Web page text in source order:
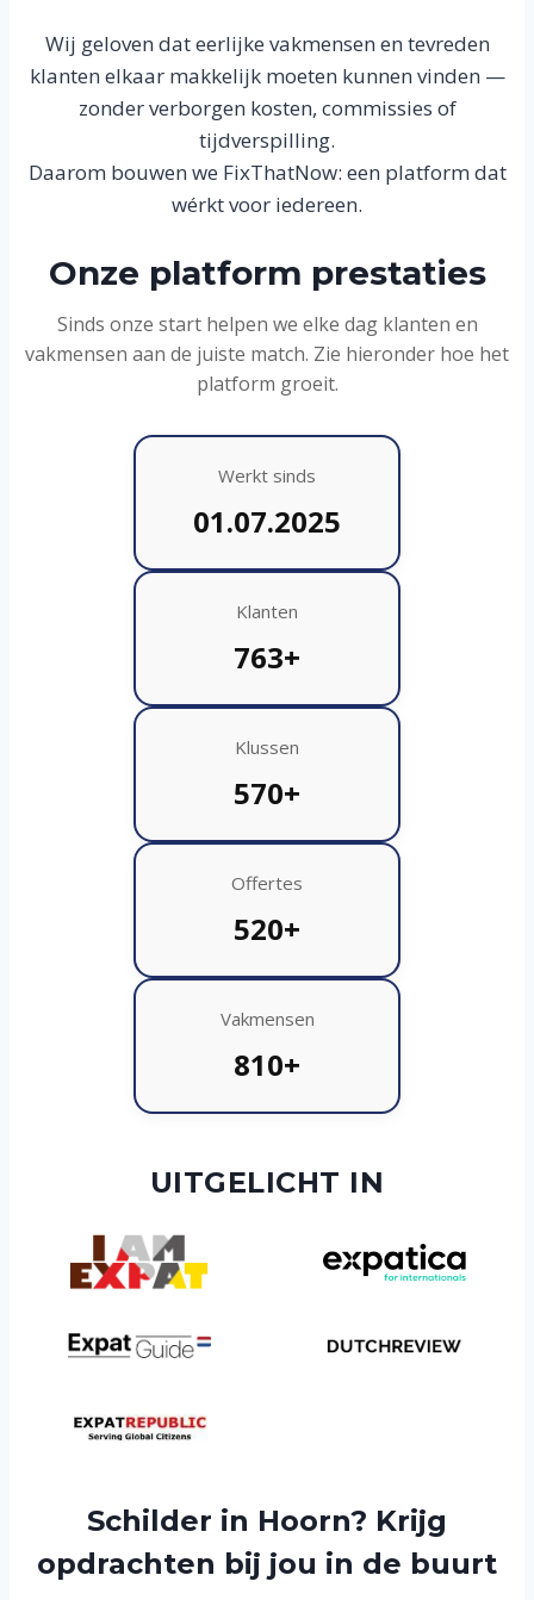
Wij geloven dat eerlijke vakmensen en tevreden
klanten elkaar makkelijk moeten kunnen vinden —
zonder verborgen kosten, commissies of
tijdverspilling.
Daarom bouwen we FixThatNow: een platform dat
wérkt voor iedereen.
Onze platform prestaties
Sinds onze start helpen we elke dag klanten en
vakmensen aan de juiste match. Zie hieronder hoe het
platform groeit.
Werkt sinds
01.07.2025
Klanten
763+
Klussen
570+
Offertes
520+
Vakmensen
810+
UITGELICHT IN
Schilder in Hoorn? Krijg
opdrachten bij jou in de buurt